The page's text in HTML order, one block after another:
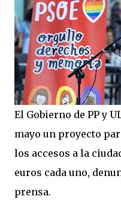
El Gobierno de PP y
mayo un proyecto
los accesos a la
euros cada uno,
prensa.